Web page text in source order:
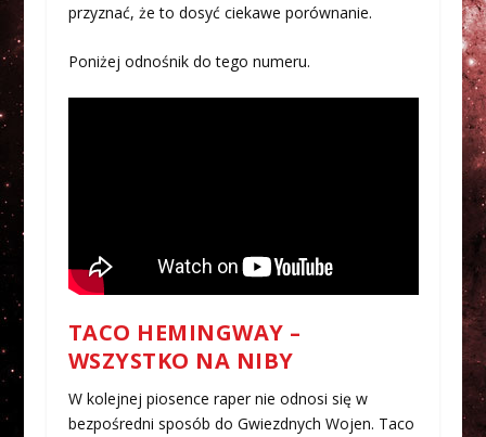
przyznać, że to dosyć ciekawe porównanie.
Poniżej odnośnik do tego numeru.
TACO HEMINGWAY –
WSZYSTKO NA NIBY
W kolejnej piosence raper nie odnosi się w
bezpośredni sposób do Gwiezdnych Wojen. Taco